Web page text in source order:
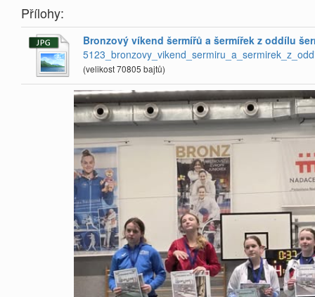
Přílohy:
Bronzový víkend šermířů a šermířek z oddílu
(velikost 70805 bajtů)